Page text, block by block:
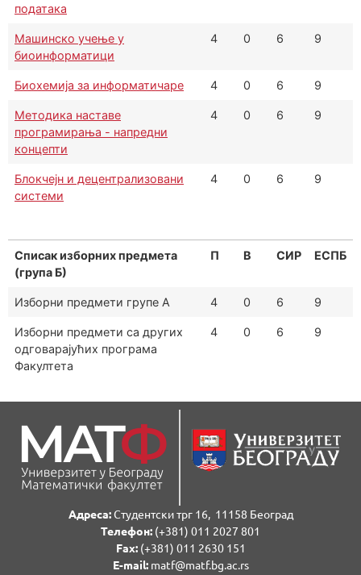
података
Машинско учење у
биоинформатици
4 0 6 9
Биохемија за информатичаре 4 0 6 9
Методика наставе
програмирања - напредни
концепти
4 0 6 9
Блокчејн и децентрализовани
системи
4 0 6 9
Списак изборних предмета
(група Б)
П В СИР ЕСПБ
Изборни предмети групе А 4 0 6 9
Изборни предмети са других
одговарајућих програма
Факултета
4 0 6 9
Адреса:Студентски трг 16, 11158 Београд
Телефон: (+381) 011 2027 801
Fаx:(+381) 011 2630 151
E-mail:matf@matf.bg.ac.rs